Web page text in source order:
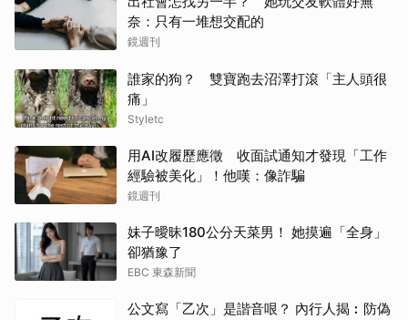
奈：只有一堆想交配的
鏡週刊
誰家的狗？ 雙寶跑去沼澤打滾「主人頭很
痛」
Styletc
用AI改履歷應徵 收面試通知才發現「工作
經驗被美化」！他嘆：像詐騙
鏡週刊
妹子曖昧180公分天菜男！ 她摸遍「全身」
卻猶豫了
EBC 東森新聞
公文寫「乙次」是諧音哏？ 內行人揭︰防偽